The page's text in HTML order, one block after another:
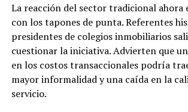
La reacción del sector tradicional ahora
con los tapones de punta. Referentes
presidentes de colegios inmobiliarios
cuestionar la iniciativa. Advierten que
en los costos transaccionales podría
mayor informalidad y una caída en la
servicio.